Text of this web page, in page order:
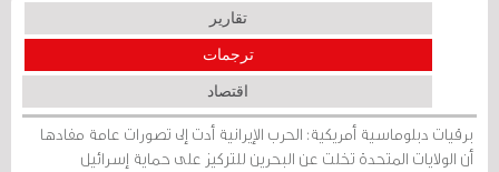
تقارير
ترجمات
اقتصاد
برقيات دبلوماسية أمريكية: الحرب الإيرانية أدت إلى تصورات عامة مفادها
أن الولايات المتحدة تخلت عن البحرين للتركيز على حماية إسرائيل